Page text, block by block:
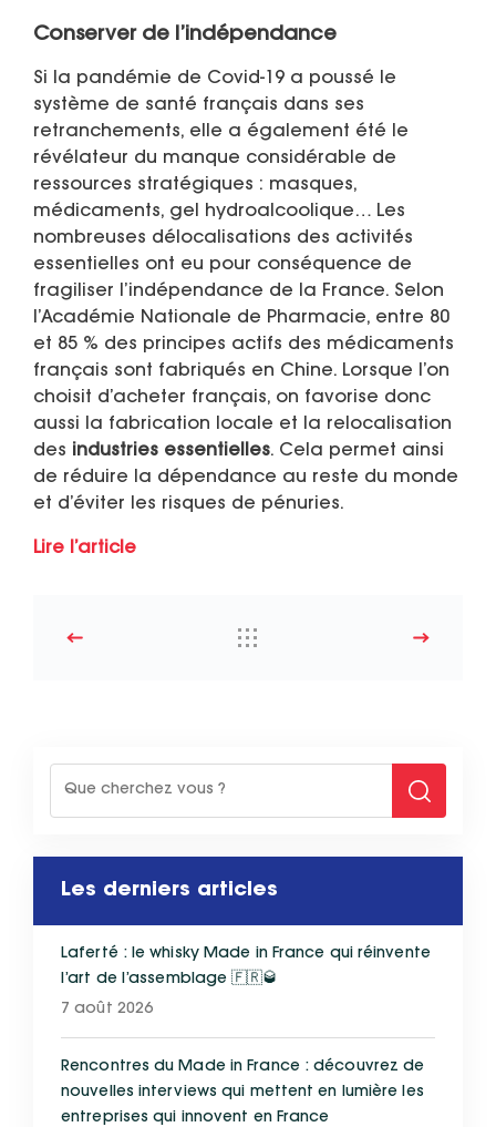
Conserver de l’indépendance
Si la pandémie de Covid-19 a poussé le
système de santé français dans ses
retranchements, elle a également été le
révélateur du manque considérable de
ressources stratégiques : masques,
médicaments, gel hydroalcoolique… Les
nombreuses délocalisations des activités
essentielles ont eu pour conséquence de
fragiliser l’indépendance de la France. Selon
l’Académie Nationale de Pharmacie, entre 80
et 85 % des principes actifs des médicaments
français sont fabriqués en Chine. Lorsque l’on
choisit d’acheter français, on favorise donc
aussi la fabrication locale et la relocalisation
des industries essentielles. Cela permet ainsi
de réduire la dépendance au reste du monde
et d’éviter les risques de pénuries.
Lire l’article
Les derniers articles
Laferté : le whisky Made in France qui réinvente
l’art de l’assemblage 🇫🇷🥃
7 août 2026
Rencontres du Made in France : découvrez de
nouvelles interviews qui mettent en lumière les
entreprises qui innovent en France